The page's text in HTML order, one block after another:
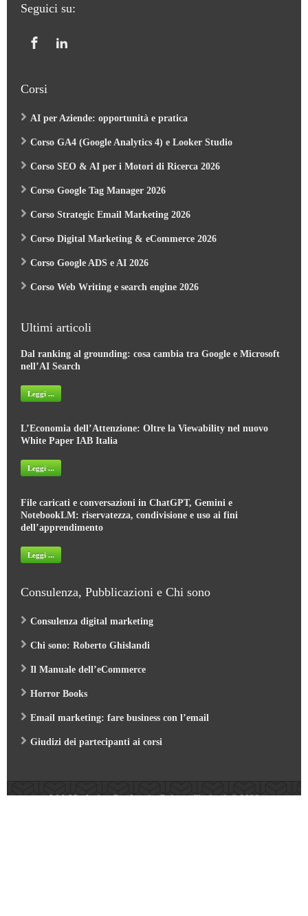
Seguici su:
Corsi
AI per Aziende: opportunità e pratica
Corso GA4 (Google Analytics 4) e Looker Studio
Corso SEO & AI per i Motori di Ricerca 2026
Corso Google Tag Manager 2026
Corso Strategic Email Marketing 2026
Corso Digital Marketing & eCommerce 2026
Corso Google ADS e AI 2026
Corso Web Writing e search engine 2026
Ultimi articoli
Dal ranking al grounding: cosa cambia tra Google e Microsoft
nell’AI Search
Leggi ...
L’Economia dell’Attenzione: Oltre la Viewability nel nuovo
White Paper IAB Italia
Leggi ...
File caricati e conversazioni in ChatGPT, Gemini e
NotebookLM: riservatezza, condivisione e uso ai fini
dell’apprendimento
Leggi ...
Consulenza, Pubblicazioni e Chi sono
Consulenza digital marketing
Chi sono: Roberto Ghislandi
Il Manuale dell’eCommerce
Horror Books
Email marketing: fare business con l’email
Giudizi dei partecipanti ai corsi
Web Marketing Garden- by Roberto Ghislandi © 2026